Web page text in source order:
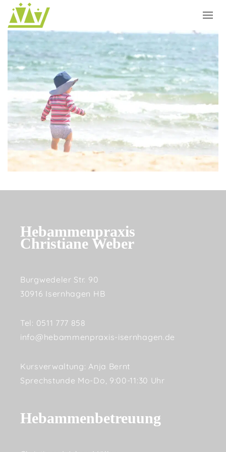
Hebammenpraxis
Christiane Weber
Burgwedeler Str. 90
30916 Isernhagen HB
Tel: 0511 777 858
info@hebammenpraxis-isernhagen.de
Kursverwaltung: Anja Bernt
Sprechstunde Mo-Do, 9:00-11:30 Uhr
Hebammenbetreuung